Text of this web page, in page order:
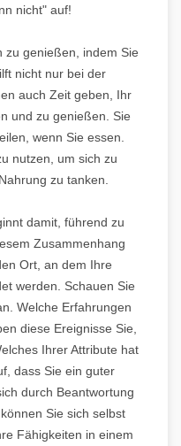
nicht" auf!
zu genießen, indem Sie
nicht nur bei der
auch Zeit geben, Ihr
und zu genießen. Sie
wenn Sie essen.
nutzen, um sich zu
zu tanken.
damit, führend zu
Zusammenhang
Ort, an dem Ihre
werden. Schauen Sie
Welche Erfahrungen
diese Ereignisse Sie,
Ihrer Attribute hat
dass Sie ein guter
durch Beantwortung
Sie sich selbst
Fähigkeiten in einem